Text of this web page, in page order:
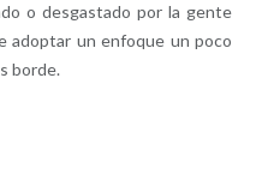
o desgastado por la gente
adoptar un enfoque un poco
borde.